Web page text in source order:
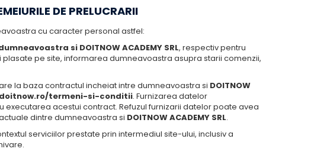
DE PRELUCRARII
cu caracter personal astfel:
si DOITNOW ACADEMY SRL, respectiv pentru
pe site, informarea dumneavoastra asupra starii comenzii,
la baza contractul incheiat intre dumneavoastra si DOITNOW
doitnow.ro/termeni-si-conditii. Furnizarea datelor
acestui contract. Refuzul furnizarii datelor poate avea
dintre dumneavoastra si DOITNOW ACADEMY SRL.
serviciilor prestate prin intermediul site-ului, inclusiv a